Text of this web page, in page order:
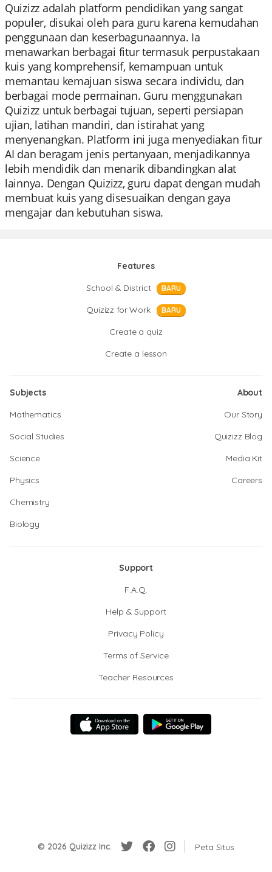
Quizizz adalah platform pendidikan yang sangat
populer, disukai oleh para guru karena kemudahan
penggunaan dan keserbagunaannya. Ia
menawarkan berbagai fitur termasuk perpustakaan
kuis yang komprehensif, kemampuan untuk
memantau kemajuan siswa secara individu, dan
berbagai mode permainan. Guru menggunakan
Quizizz untuk berbagai tujuan, seperti persiapan
ujian, latihan mandiri, dan istirahat yang
menyenangkan. Platform ini juga menyediakan fitur
AI dan beragam jenis pertanyaan, menjadikannya
lebih mendidik dan menarik dibandingkan alat
lainnya. Dengan Quizizz, guru dapat dengan mudah
membuat kuis yang disesuaikan dengan gaya
mengajar dan kebutuhan siswa.
Features
School & District
BARU
Quizizz for Work BARU
Create a quiz
Create a lesson
Subjects
Mathematics
Social Studies
Science
Physics
Chemistry
Biology
About
Our Story
Quizizz Blog
Media Kit
Careers
Support
F.A.Q.
Help & Support
Privacy Policy
Terms of Service
Teacher Resources
© 2026 Quizizz Inc. Peta Situs